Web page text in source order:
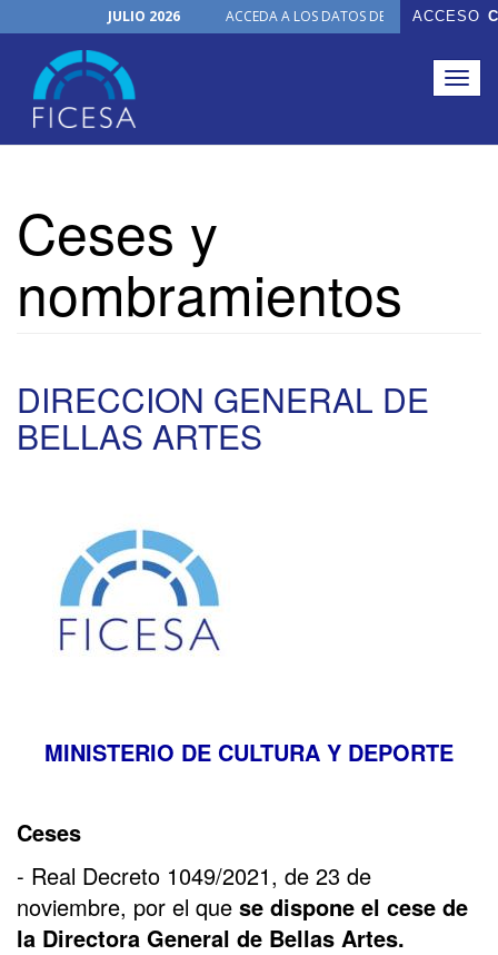
contenido
principal
JULIO 2026
30 de junio de 2026
Noticias
ACCEDA A LOS DATOS DE TODOS LOS
ACCESO
Ceses y
nombramientos
DIRECCION GENERAL DE
BELLAS ARTES
MINISTERIO DE CULTURA Y DEPORTE
Ceses
- Real Decreto 1049/2021, de 23 de
noviembre, por el que se dispone el cese de
la Directora General de Bellas Artes.